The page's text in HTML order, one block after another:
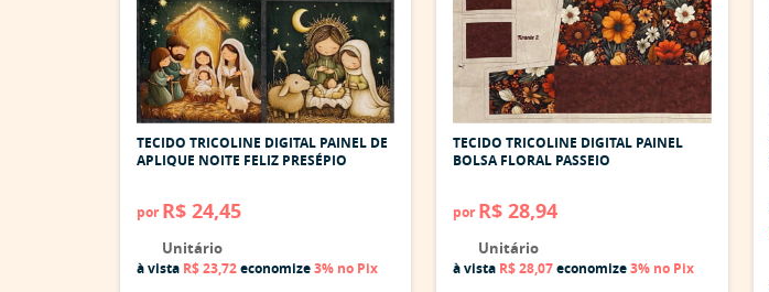
TECIDO TRICOLINE DIGITAL PAINEL DE
APLIQUE NOITE FELIZ PRESÉPIO
por R$ 24,45
Unitário
à vista R$ 23,72economize3% no Pix
TECIDO TRICOLINE DIGITAL PAINEL
BOLSA FLORAL PASSEIO
por R$ 28,94
Unitário
à vista R$ 28,07economize3% no Pix